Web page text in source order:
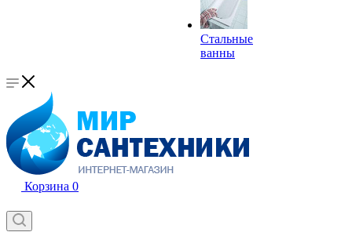
Стальные
ванны
Корзина 0